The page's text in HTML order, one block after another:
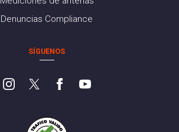
Denuncias Compliance
SÍGUENOS